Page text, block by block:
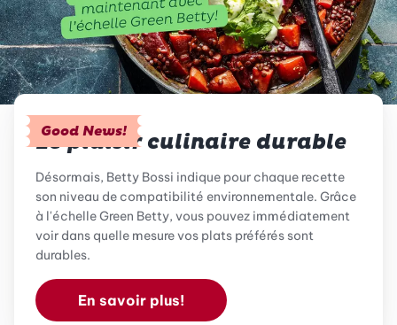
Good News!
Le plaisir culinaire durable
Désormais, Betty Bossi indique pour chaque recette
son niveau de compatibilité environnementale. Grâce
à l'échelle Green Betty, vous pouvez immédiatement
voir dans quelle mesure vos plats préférés sont
durables.
En savoir plus!